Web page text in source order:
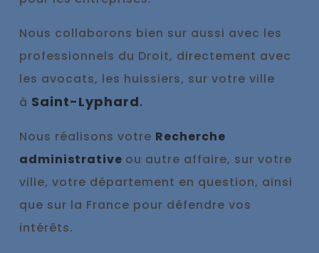
Nous collaborons bien sur aussi avec les
professionnels du Droit, directement avec
les avocats, les huissiers, sur votre ville
à Saint-Lyphard.
Nous réalisons votre Recherche
administrative ou autre affaire, sur votre
ville, votre département en question, ainsi
que sur la France pour défendre vos
intérêts.